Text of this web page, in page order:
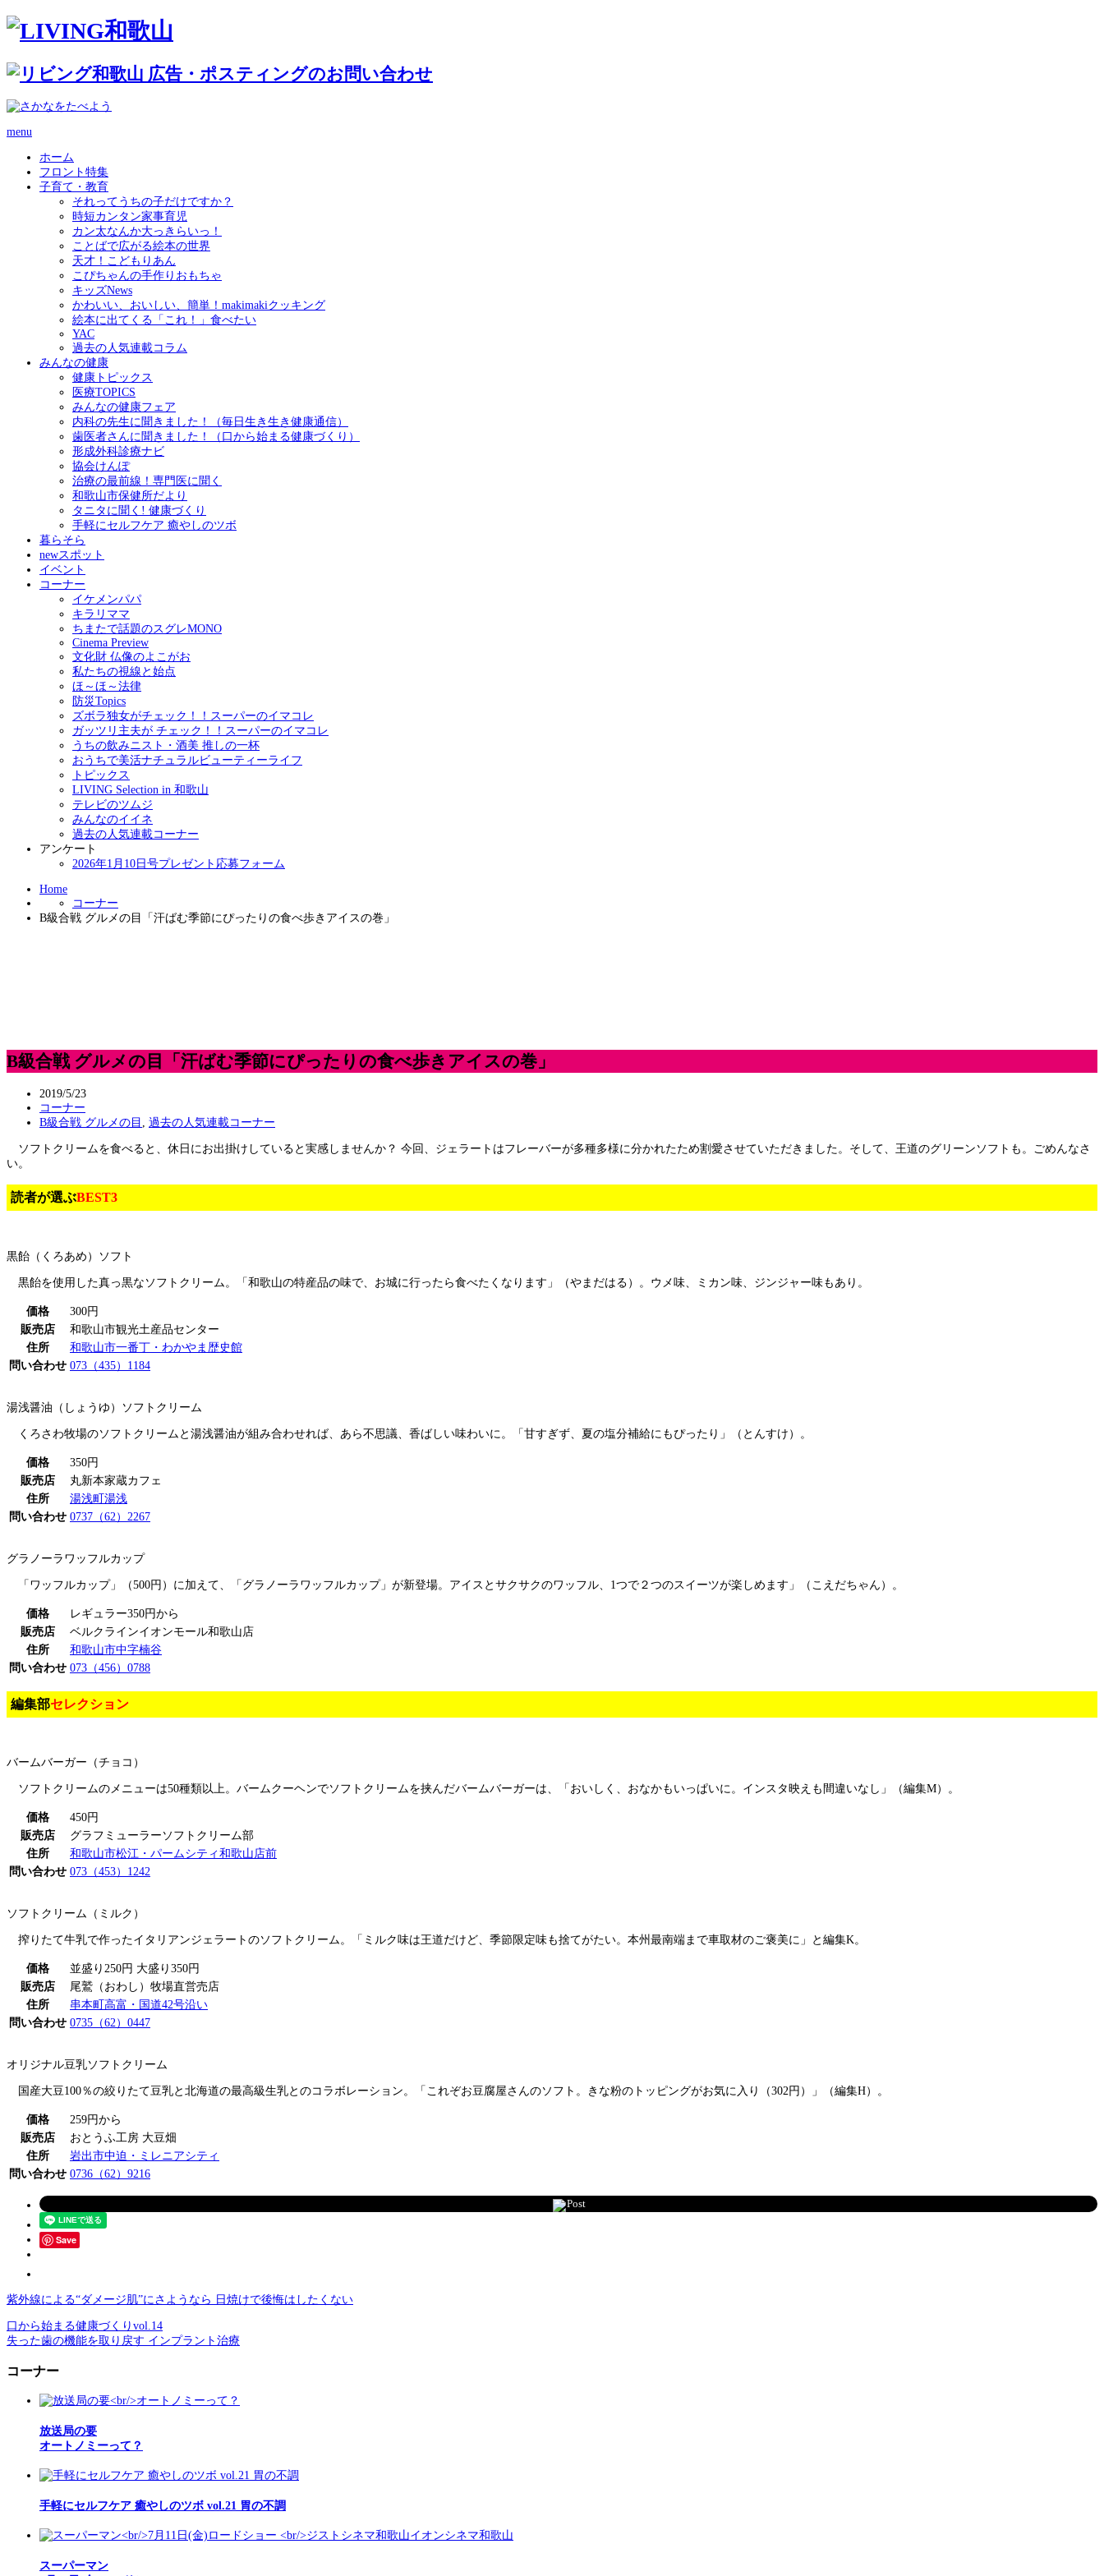
menu
ホーム
フロント特集
子育て・教育
それってうちの子だけですか？
時短カンタン家事育児
カン太なんか大っきらいっ！
ことばで広がる絵本の世界
天才！こどもりあん
こぴちゃんの手作りおもちゃ
キッズNews
かわいい、おいしい、簡単！makimakiクッキング
絵本に出てくる「これ！」食べたい
YAC
過去の人気連載コラム
みんなの健康
健康トピックス
医療TOPICS
みんなの健康フェア
内科の先生に聞きました！（毎日生き生き健康通信）
歯医者さんに聞きました！（口から始まる健康づくり）
形成外科診療ナビ
協会けんぽ
治療の最前線！専門医に聞く
和歌山市保健所だより
タニタに聞く! 健康づくり
手軽にセルフケア 癒やしのツボ
暮らそら
newスポット
イベント
コーナー
イケメンパパ
キラリママ
ちまたで話題のスグレMONO
Cinema Preview
文化財 仏像のよこがお
私たちの視線と始点
ほ～ほ～法律
防災Topics
ズボラ独女がチェック！！スーパーのイマコレ
ガッツリ主夫が チェック！！スーパーのイマコレ
うちの飲みニスト・酒美 推しの一杯
おうちで美活ナチュラルビューティーライフ
トピックス
LIVING Selection in 和歌山
テレビのツムジ
みんなのイイネ
過去の人気連載コーナー
アンケート
2026年1月10日号プレゼント応募フォーム
Home
コーナー
B級合戦 グルメの目「汗ばむ季節にぴったりの食べ歩きアイスの巻」
B級合戦 グルメの目「汗ばむ季節にぴったりの食べ歩きアイスの巻」
2019/5/23
コーナー
B級合戦 グルメの目
過去の人気連載コーナー
ソフトクリームを食べると、休日にお出掛けしていると実感しませんか？ 今回、ジェラートはフレーバーが多種多様に分かれたため割愛させていただきました。そして、王道のグリーンソフトも。ごめんなさ
い。
読者が選ぶBEST3
黒飴（くろあめ）ソフト
黒飴を使用した真っ黒なソフトクリーム。「和歌山の特産品の味で、お城に行ったら食べたくなります」（やまだはる）。ウメ味、ミカン味、ジンジャー味もあり。
価格
300円
販売店
和歌山市観光土産品センター
住所
和歌山市一番丁・わかやま歴史館
問い合わせ 073（435）1184
湯浅醤油（しょうゆ）ソフトクリーム
くろさわ牧場のソフトクリームと湯浅醤油が組み合わせれば、あら不思議、香ばしい味わいに。「甘すぎず、夏の塩分補給にもぴったり」（とんすけ）。
価格
350円
販売店
丸新本家蔵カフェ
住所
湯浅町湯浅
問い合わせ 0737（62）2267
グラノーラワッフルカップ
「ワッフルカップ」（500円）に加えて、「グラノーラワッフルカップ」が新登場。アイスとサクサクのワッフル、1つで２つのスイーツが楽しめます」（こえだちゃん）。
価格
レギュラー350円から
販売店
ベルクラインイオンモール和歌山店
住所
和歌山市中字楠谷
問い合わせ 073（456）0788
編集部セレクション
バームバーガー（チョコ）
ソフトクリームのメニューは50種類以上。バームクーヘンでソフトクリームを挟んだバームバーガーは、「おいしく、おなかもいっぱいに。インスタ映えも間違いなし」（編集M）。
価格
450円
販売店
グラフミューラーソフトクリーム部
住所
和歌山市松江・パームシティ和歌山店前
問い合わせ 073（453）1242
ソフトクリーム（ミルク）
搾りたて牛乳で作ったイタリアンジェラートのソフトクリーム。「ミルク味は王道だけど、季節限定味も捨てがたい。本州最南端まで車取材のご褒美に」と編集K。
価格
並盛り250円 大盛り350円
販売店
尾鷲（おわし）牧場直営売店
住所
串本町高富・国道42号沿い
問い合わせ 0735（62）0447
オリジナル豆乳ソフトクリーム
国産大豆100％の絞りたて豆乳と北海道の最高級生乳とのコラボレーション。「これぞお豆腐屋さんのソフト。きな粉のトッピングがお気に入り（302円）」（編集H）。
価格
259円から
販売店
おとうふ工房 大豆畑
住所
岩出市中迫・ミレニアシティ
問い合わせ 0736（62）9216
Post
Save
紫外線による“ダメージ肌”にさようなら 日焼けで後悔はしたくない
口から始まる健康づくりvol.14
失った歯の機能を取り戻す インプラント治療
コーナー
放送局の要
オートノミーって？
手軽にセルフケア 癒やしのツボ vol.21 胃の不調
スーパーマン